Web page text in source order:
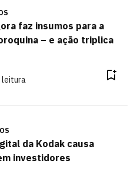
faz insumos para a
– e ação triplica
leitura
da Kodak causa
investidores